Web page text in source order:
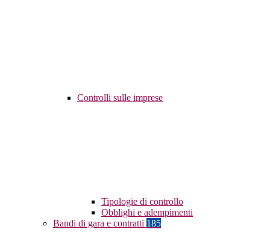
Controlli sulle imprese
Tipologie di controllo
Obblighi e adempimenti
Bandi di gara e contratti 185